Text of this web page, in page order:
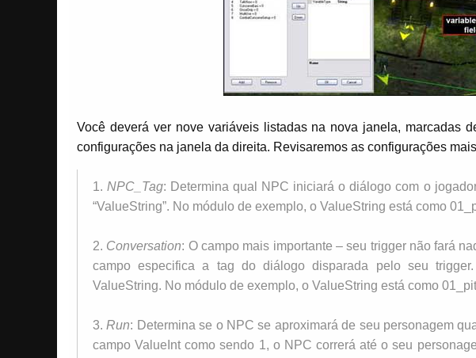
Você deverá ver nove variáveis listadas na nova janela, marcadas
configurações na janela da direita. Revisaremos as configurações
1.NPC_Tag: Determina qual NPC iniciará o diálogo com o
“ValueString”. No módulo de exemplo, o ValueString está como
2. Conversation: O campo mais importante – seu trigger não fará
campo especifica a tag do diálogo disparada pelo seu
ValueString. No módulo de exemplo, o ValueString está como
3.Run: Determina se o NPC se aproximará de seu personagem
campo ValueInt como sendo 1, o NPC correrá até o seu